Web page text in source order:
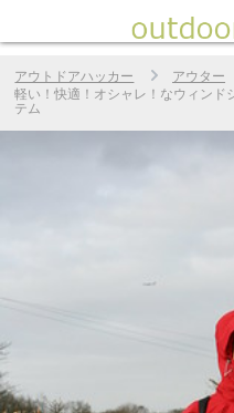
アウトドアハッカー
アウター
軽い！快適！オシャレ！なウィンド
テム